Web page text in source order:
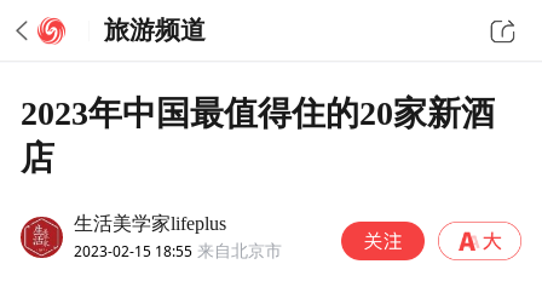
旅游频道
2023年中国最值得住的20家新酒
店
生活美学家lifeplus
2023-02-15 18:55 来自北京市